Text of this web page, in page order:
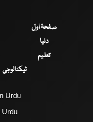
صفحۂ اول
دنیا
تعلیم
ٹیکنالوجی
Urdu
Urdu